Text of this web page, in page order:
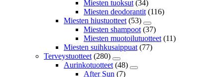
Miesten tuoksut (34)
Miesten deodorantit (116)
Miesten hiustuotteet (53)
Miesten shampoot (37)
Miesten muotoilutuotteet (11)
Miesten suihkusaippuat (77)
Terveystuotteet (280)
Aurinkotuotteet (48)
After Sun (7)